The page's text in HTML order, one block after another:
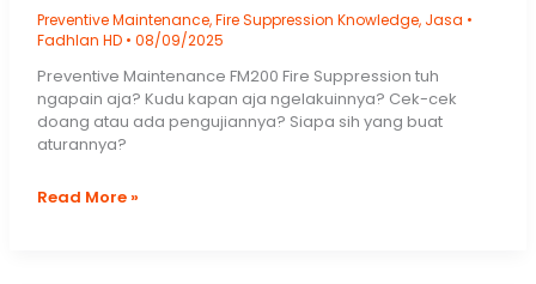
Preventive Maintenance,Fire Suppression Knowledge, Jasa •
Fadhlan HD • 08/09/2025
Preventive Maintenance FM200 Fire Suppression tuh
ngapain aja? Kudu kapan aja ngelakuinnya? Cek-cek
doang atau ada pengujiannya? Siapa sih yang buat
aturannya?
Panduan
Read More »